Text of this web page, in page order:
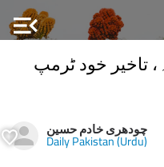
menu_open
تاخیر خود ٹرمپ
چودھری خادم حسین
Daily Pakistan (Urdu)